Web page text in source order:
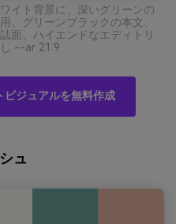
イト背景に、深いグリーンの
、グリーンブラックの本文、
面、ハイエンドなエディトリ
--ar 21:9
ジュアルを無料作成
ュ